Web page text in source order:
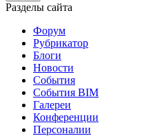
Разделы сайта
Форум
Рубрикатор
Блоги
Новости
События
События BIM
Галереи
Конференции
Персоналии